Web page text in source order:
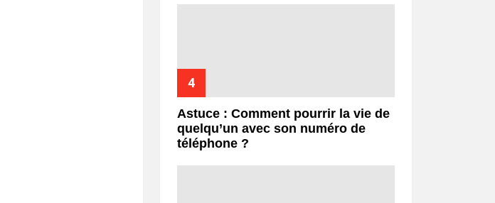
Astuce : Comment pourrir la vie de
quelqu’un avec son numéro de
téléphone ?